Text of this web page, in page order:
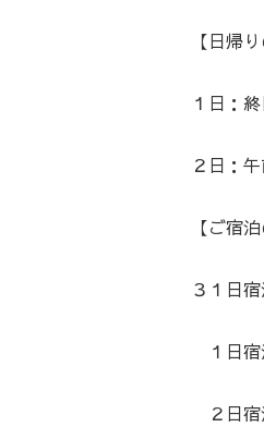
【日帰
１日：
２日：
【ご宿
３１日
１日宿
２日宿